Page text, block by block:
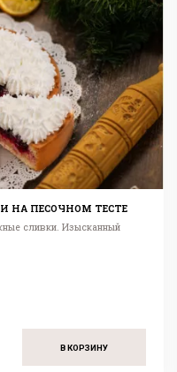
НА ПЕСОЧНОМ ТЕСТЕ
сливки. Изысканный
В КОРЗИНУ